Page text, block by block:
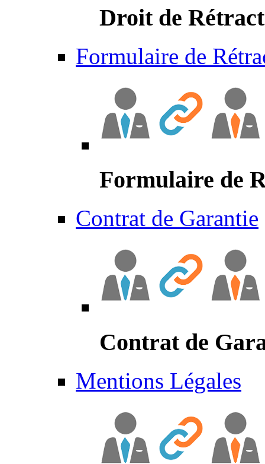
Droit de
Formulaire de
Formulaire de
Contrat de Garantie
Contrat de
Mentions Légales